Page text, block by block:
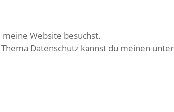
Website besuchst.
Datenschutz kannst du meinen unter